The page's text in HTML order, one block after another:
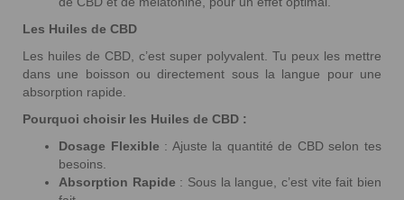
Les Huiles de CBD
Les huiles de CBD, c’est super polyvalent. Tu peux les mettre
dans une boisson ou directement sous la langue pour une
absorption rapide.
Pourquoi choisir les Huiles de CBD :
Dosage Flexible : Ajuste la quantité de CBD selon tes
besoins.
Absorption Rapide : Sous la langue, c’est vite fait bien